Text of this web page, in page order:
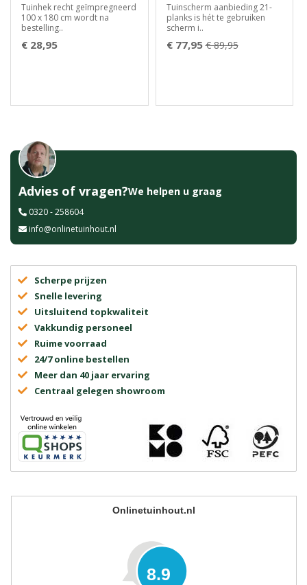
Tuinhek recht geïmpregneerd
100 x 180 cm wordt na
bestelling..
€ 28,95
Tuinscherm aanbieding 21-
planks is hét te gebruiken
scherm i..
€ 77,95 € 89,95
Advies of vragen?We helpen u graag
0320 - 258604
info@onlinetuinhout.nl
Scherpe prijzen
Snelle levering
Uitsluitend topkwaliteit
Vakkundig personeel
Ruime voorraad
24/7 online bestellen
Meer dan 40 jaar ervaring
Centraal gelegen showroom
Onlinetuinhout.nl
8.9